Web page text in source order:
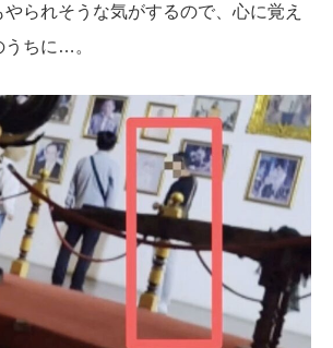
られそうな気がするので、心に覚え
うちに…。